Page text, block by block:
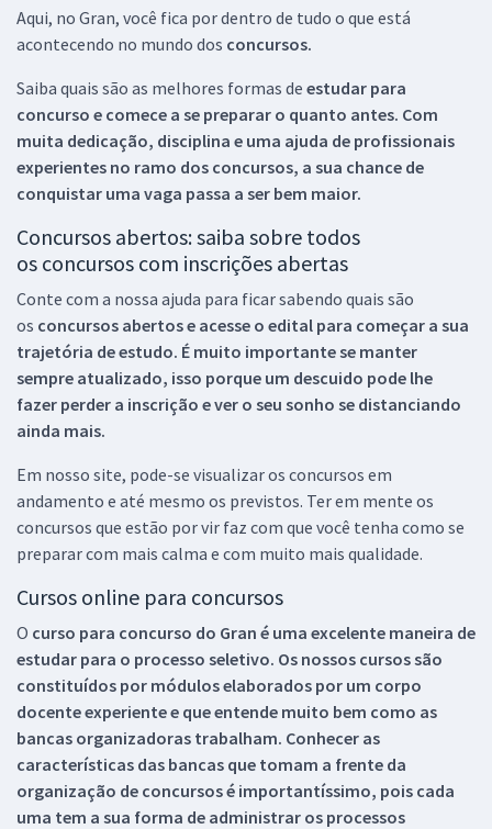
Aqui, no Gran, você fica por dentro de tudo o que está
acontecendo no mundo dos concursos.
Saiba quais são as melhores formas de estudar para
concurso e comece a se preparar o quanto antes. Com
muita dedicação, disciplina e uma ajuda de profissionais
experientes no ramo dos concursos, a sua chance de
conquistar uma vaga passa a ser bem maior.
Concursos abertos: saiba sobre todos
os concursos com inscrições abertas
Conte com a nossa ajuda para ficar sabendo quais são
os concursos abertos e acesse o edital para começar a sua
trajetória de estudo. É muito importante se manter
sempre atualizado, isso porque um descuido pode lhe
fazer perder a inscrição e ver o seu sonho se distanciando
ainda mais.
Em nosso site, pode-se visualizar os concursos em
andamento e até mesmo os previstos. Ter em mente os
concursos que estão por vir faz com que você tenha como se
preparar com mais calma e com muito mais qualidade.
Cursos online para concursos
O curso para concurso do Gran é uma excelente maneira de
estudar para o processo seletivo. Os nossos cursos são
constituídos por módulos elaborados por um corpo
docente experiente e que entende muito bem como as
bancas organizadoras trabalham. Conhecer as
características das bancas que tomam a frente da
organização de concursos é importantíssimo, pois cada
uma tem a sua forma de administrar os processos